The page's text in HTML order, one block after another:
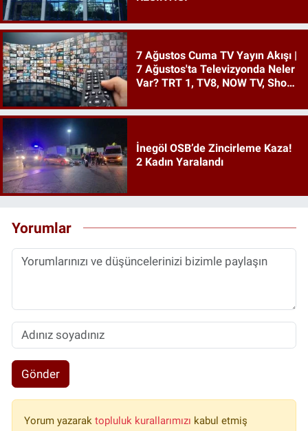
7 Ağustos Cuma TV Yayın Akışı |
7 Ağustos'ta Televizyonda Neler
Var? TRT 1, TV8, NOW TV, Show
İnegöl OSB’de Zincirleme Kaza!
2 Kadın Yaralandı
Yorumlar
Gönder
Yorum yazarak topluluk kurallarımızı kabul etmiş